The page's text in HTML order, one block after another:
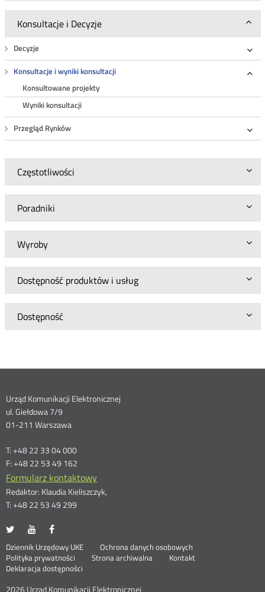
Konsultacje i Decyzje
Decyzje
Konsultacje i wyniki konsultacji
Konsultowane projekty
Wyniki konsultacji
Przegląd Rynków
Częstotliwości
Poradniki
Wyroby
Dostępność produktów i usług
Dostępność
Dane
kontaktowe
Urząd Komunikacji Elektronicznej
ul. Giełdowa 7/9
01-211 Warszawa
T: +48 22 33 04 000
F: +48 22 53 49 162
Formularz kontaktowy
Redaktor: Klaudia Kieliszczyk,
T: +48 22 53 49 299
UKE
portalu
Twitter
Otwórz
nowym
oknie
UKE
portalu
Youtube
Otwórz
nowym
oknie
portalu
Facebook
nowym
oknie
Stopka
menu
Dziennik Urzędowy UKE Otwórz
Ochrona danych osobowych
Polityka prywatności
Otwórz
w
Strona archiwalna
Kontakt
Deklaracja dostępności